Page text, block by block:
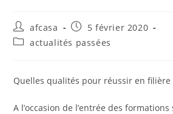
afcasa
5 février 2020
actualités passées
Quelles qualités pour réussir en filière
A l’occasion de l’entrée des